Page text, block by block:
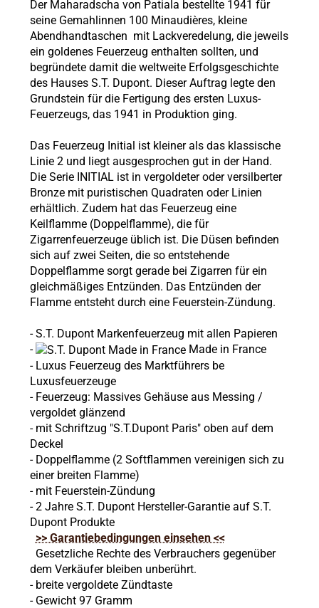
Der Maharadscha von Patiala bestellte 1941 für
seine Gemahlinnen 100 Minaudières, kleine
Abendhandtaschen mit Lackveredelung, die jeweils
ein goldenes Feuerzeug enthalten sollten, und
begründete damit die weltweite Erfolgsgeschichte
des Hauses S.T. Dupont. Dieser Auftrag legte den
Grundstein für die Fertigung des ersten Luxus-
Feuerzeugs, das 1941 in Produktion ging.
Das Feuerzeug Initial ist kleiner als das klassische
Linie 2 und liegt ausgesprochen gut in der Hand.
Die Serie INITIAL ist in vergoldeter oder versilberter
Bronze mit puristischen Quadraten oder Linien
erhältlich. Zudem hat das Feuerzeug eine
Keilflamme (Doppelflamme), die für
Zigarrenfeuerzeuge üblich ist. Die Düsen befinden
sich auf zwei Seiten, die so entstehende
Doppelflamme sorgt gerade bei Zigarren für ein
gleichmäßiges Entzünden. Das Entzünden der
Flamme entsteht durch eine Feuerstein-Zündung.
- S.T. Dupont Markenfeuerzeug mit allen Papieren
-
Made in France
- Luxus Feuerzeug des Marktführers be
Luxusfeuerzeuge
- Feuerzeug: Massives Gehäuse aus Messing /
vergoldet glänzend
- mit Schriftzug "S.T.Dupont Paris" oben auf dem
Deckel
- Doppelflamme (2 Softflammen vereinigen sich zu
einer breiten Flamme)
- mit Feuerstein-Zündung
- 2 Jahre S.T. Dupont Hersteller-Garantie auf S.T.
Dupont Produkte
>> Garantiebedingungen einsehen <<
Gesetzliche Rechte des Verbrauchers gegenüber
dem Verkäufer bleiben unberührt.
- breite vergoldete Zündtaste
- Gewicht 97 Gramm